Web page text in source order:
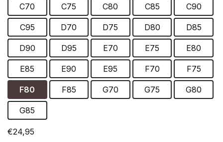
C70 C75 C80 C85 C90
C95 D70 D75 D80 D85
D90 D95 E70 E75 E80
E85 E90 E95 F70 F75
F80 F85 G70 G75 G80
G85
€24,95